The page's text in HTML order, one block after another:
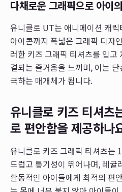
다채로운 그래픽으로 아이
유니클로 UT는 애니메이션 캐
아이콘까지 폭넓은 그래픽 디자
러한 키즈 그래픽 티셔츠를 입고
결되는 즐거움을 느끼며, 이는
극하는 매개체가 됩니다.
유니클로 키즈 티셔츠
로 편안함을 제공하나
유니클로 키즈 그래픽 티셔츠는
드럽고 통기성이 뛰어나며, 레귤
활동적인 아이들에게 최적의 편